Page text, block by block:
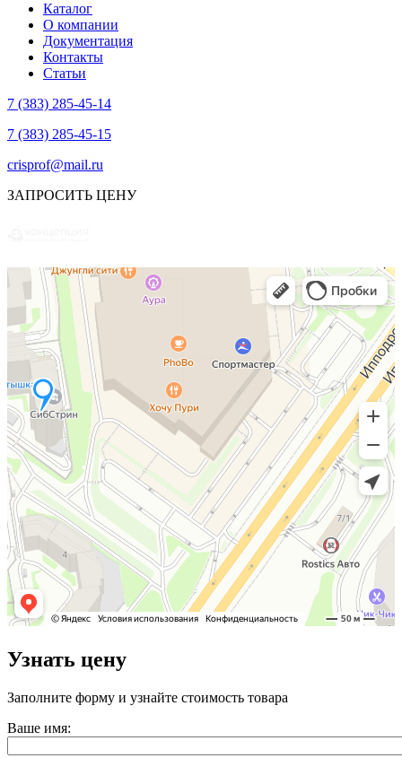
Каталог
О компании
Документация
Контакты
Статьи
7 (383) 285-45-14
7 (383) 285-45-15
crisprof@mail.ru
ЗАПРОСИТЬ ЦЕНУ
Узнать цену
Заполните форму и узнайте стоимость товара
Ваше имя: